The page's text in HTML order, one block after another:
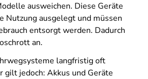
ausweichen. Diese Geräte
Nutzung ausgelegt und müssen
entsorgt werden. Dadurch
an.
langfristig oft
gilt jedoch: Akkus und Geräte